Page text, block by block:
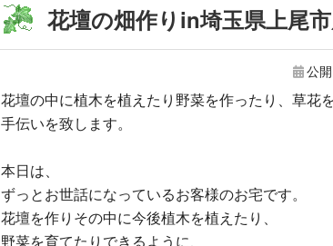
花壇の畑作りin埼玉県上尾
公
花壇の中に植木を植えたり野菜を作ったり、草花
手伝いを致します。
本日は、
ずっとお世話になっているお客様のお宅です。
花壇を作りその中に今後植木を植えたり、
野菜を育てたりできるように、